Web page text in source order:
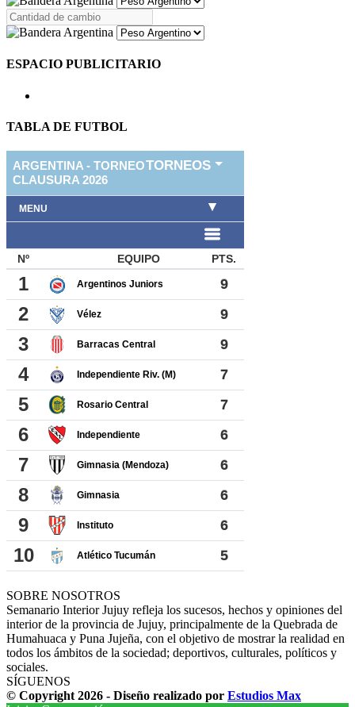
ESPACIO PUBLICITARIO
TABLA DE FUTBOL
SOBRE NOSOTROS
Semanario Interior Jujuy refleja los sucesos, hechos y opiniones del
interior de la provincia de Jujuy, principalmente de la Quebrada de
Humahuaca y Puna Jujeña, con el objetivo de mostrar la realidad en
todos los ámbitos de la sociedad; deportivos, culturales, políticos y
sociales.
SÍGUENOS
© Copyright 2026 - Diseño realizado por Estudios Max